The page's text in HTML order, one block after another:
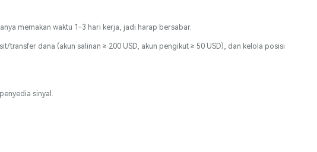
memakan waktu 1-3 hari kerja, jadi harap bersabar.
dana (akun salinan ≥ 200 USD, akun pengikut ≥ 50 USD), dan kelola posisi
sinyal.